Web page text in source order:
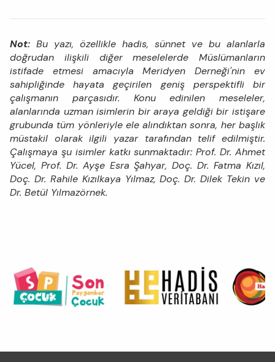
Not: Bu yazı, özellikle hadis, sünnet ve bu alanlarla
doğrudan ilişkili diğer meselelerde Müslümanların
istifade etmesi amacıyla Meridyen Derneği'nin ev
sahipliğinde hayata geçirilen geniş perspektifli bir
çalışmanın parçasıdır. Konu edinilen meseleler,
alanlarında uzman isimlerin bir araya geldiği bir istişare
grubunda tüm yönleriyle ele alındıktan sonra, her başlık
müstakil olarak ilgili yazar tarafından telif edilmiştir.
Çalışmaya şu isimler katkı sunmaktadır: Prof. Dr. Ahmet
Yücel, Prof. Dr. Ayşe Esra Şahyar, Doç. Dr. Fatma Kızıl,
Doç. Dr. Rahile Kızılkaya Yılmaz, Doç. Dr. Dilek Tekin ve
Dr. Betül Yılmazörnek.